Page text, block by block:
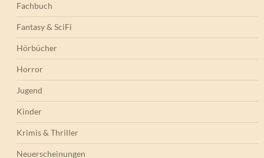
Fachbuch
Fantasy & SciFi
Hörbücher
Horror
Jugend
Kinder
Krimis & Thriller
Neuerscheinungen